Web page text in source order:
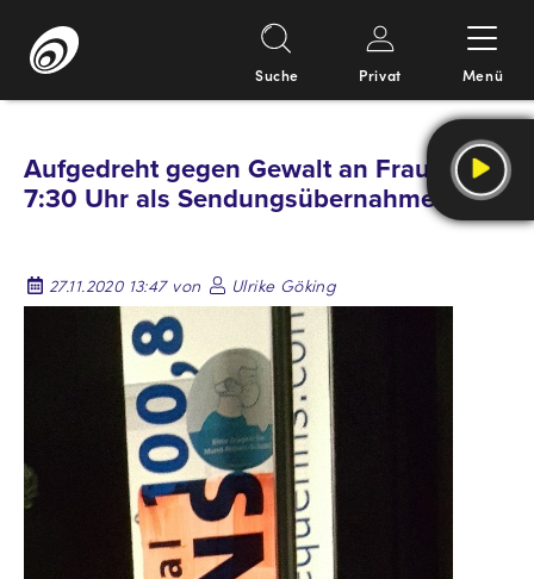
Inhalt
Suche Privat Menü
Aufgedreht gegen Gewalt an Frauen
7:30 Uhr als Sendungsübernahme
27.11.2020 13:47 von Ulrike Göking